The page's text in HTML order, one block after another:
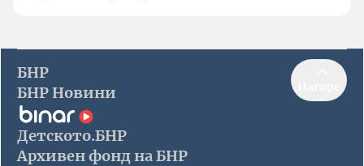
БНР
БНР Новини
Детското.БНР
Архивен фонд на БНР